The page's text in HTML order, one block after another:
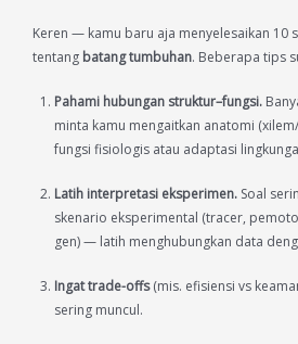
Keren — kamu baru aja menyelesaikan 10
tentang batang tumbuhan. Beberapa tips
Pahami hubungan struktur–fungsi.
minta kamu mengaitkan anatomi
fungsi fisiologis atau adaptasi
Latih interpretasi eksperimen. Soal
skenario eksperimental (tracer,
gen) — latih menghubungkan data
Ingat trade-offs(mis. efisiensi vs
sering muncul.